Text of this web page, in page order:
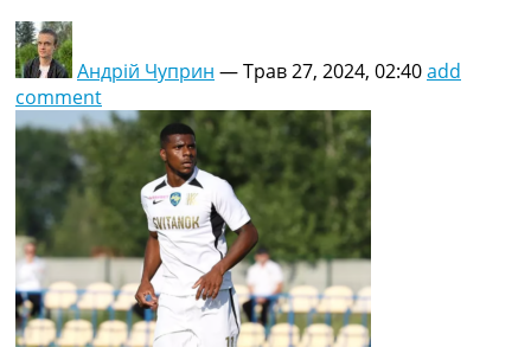
Андрій Чуприн —Трав 27, 2024, 02:40add
comment